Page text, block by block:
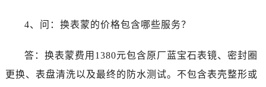
4、问：换表蒙的价格包含哪些服务？
答：换表蒙费用1380元包含原厂蓝宝石表镜、密封圈
更换、表盘清洗以及最终的防水测试。不包含表壳整形或